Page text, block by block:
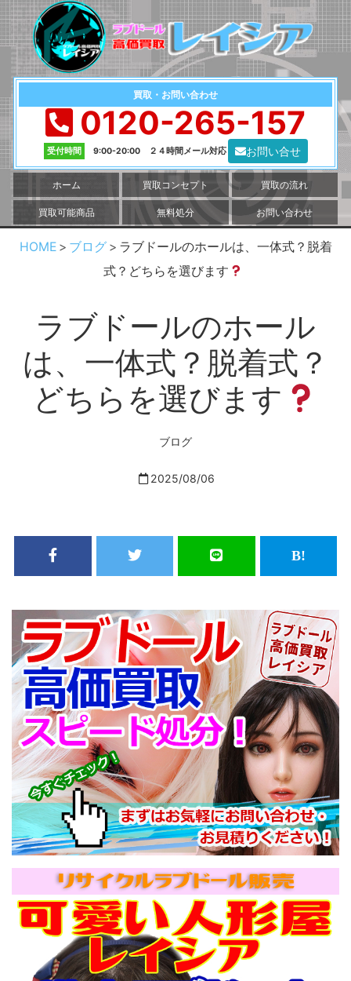
買取・お問い合わせ
0120-265-157
受付時間 9:00-20:00 ２４時間メール対応 お問い合せ
ホーム 買取コンセプト 買取の流れ
買取可能商品 無料処分 お問い合わせ
HOME ブログ
ラブドールのホールは、一体式？脱着
式？どちらを選びます
ラブドールのホール
は、一体式？脱着式？
どちらを選びます
ブログ
2025/08/06